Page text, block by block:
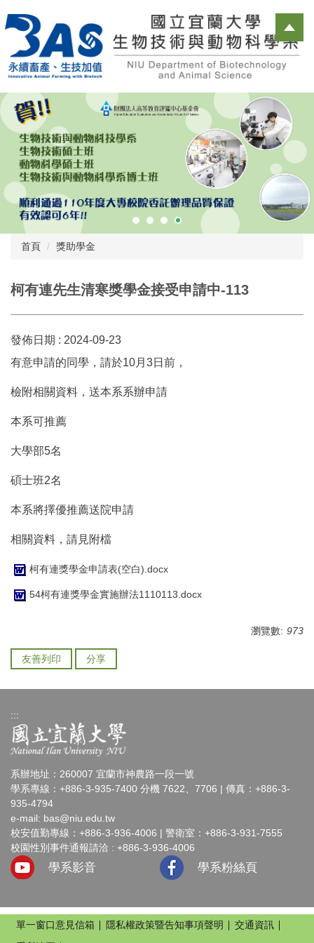
到
要
內
首頁 獎助學金
柯有連先生清寒獎學金接受申請中-113
發佈日期 : 2024-09-23
有意申請的同學，請於10月3日前，
檢附相關資料，送本系系辦申請
本系可推薦
大學部5名
碩士班2名
本系將擇優推薦送院申請
相關資料，請見附檔
柯有連獎學金申請表(空白).docx
54柯有連獎學金實施辦法1110113.docx
瀏覽數: 973
友善列印 分享
:::
系辦地址：260007 宜蘭市神農路一段一號
學系專線：+886-3-935-7400 分機 7622、7706 | 傳真：+886-3-
935-4794
e-mail: bas@niu.edu.tw
校安值勤專線：+886-3-936-4006 | 警衛室：+886-3-931-7555
校園性別事件通報請洽 : +886-3-936-4006
學系影音 學系粉絲頁
單一窗口意見信箱 隱私權政策暨告知事項聲明
交通資訊